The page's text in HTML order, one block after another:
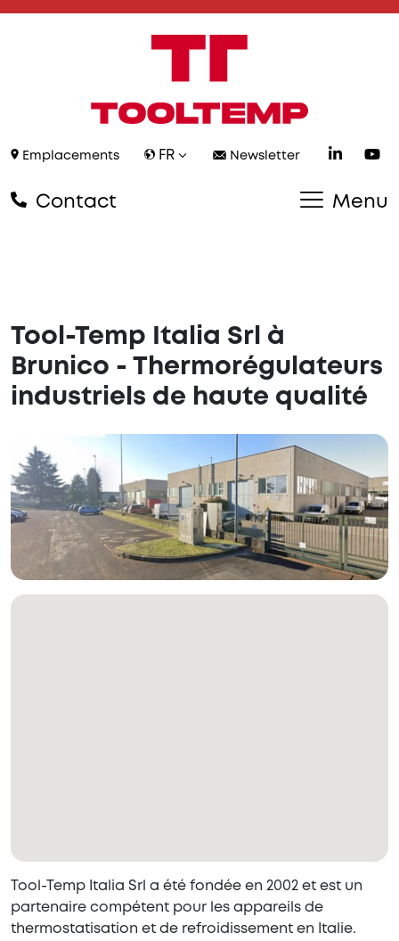
Emplacements FR Newsletter
Contact Menu
Tool-Temp Italia Srl à
Brunico - Thermorégulateurs
industriels de haute qualité
Tool-Temp Italia Srl a été fondée en 2002 et est un
partenaire compétent pour les appareils de
thermostatisation et de refroidissement en Italie.